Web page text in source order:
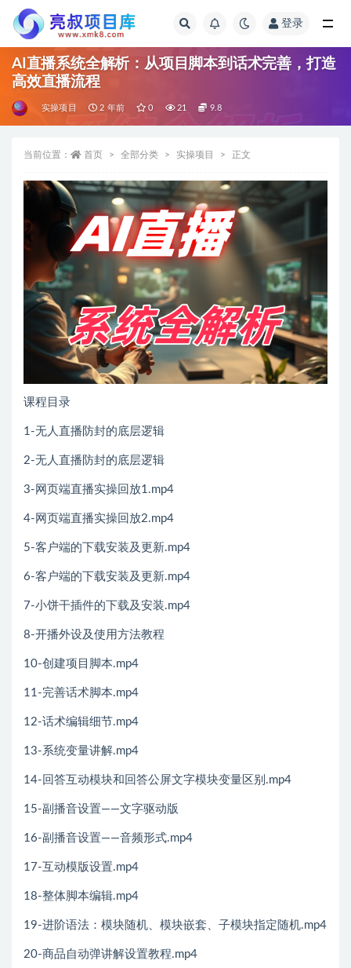
登录
AI直播系统全解析：从项目脚本到话术完善，打造
高效直播流程
实操项目 2 年前 0 21 9.8
当前位置： 首页 全部分类 实操项目 正文
课程目录
1-无人直播防封的底层逻辑
2-无人直播防封的底层逻辑
3-网页端直播实操回放1.mp4
4-网页端直播实操回放2.mp4
5-客户端的下载安装及更新.mp4
6-客户端的下载安装及更新.mp4
7-小饼干插件的下载及安装.mp4
8-开播外设及使用方法教程
10-创建项目脚本.mp4
11-完善话术脚本.mp4
12-话术编辑细节.mp4
13-系统变量讲解.mp4
14-回答互动模块和回答公屏文字模块变量区别.mp4
15-副播音设置——文字驱动版
16-副播音设置——音频形式.mp4
17-互动模版设置.mp4
18-整体脚本编辑.mp4
19-进阶语法：模块随机、模块嵌套、子模块指定随机.mp4
20-商品自动弹讲解设置教程.mp4